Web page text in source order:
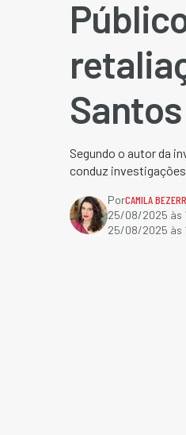
Santos
Segundo o autor da
conduz
PorCAMILA
25/08/2025 às
25/08/2025 às